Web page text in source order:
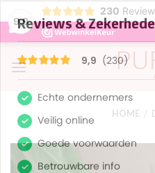
9,9
230
content
HOME